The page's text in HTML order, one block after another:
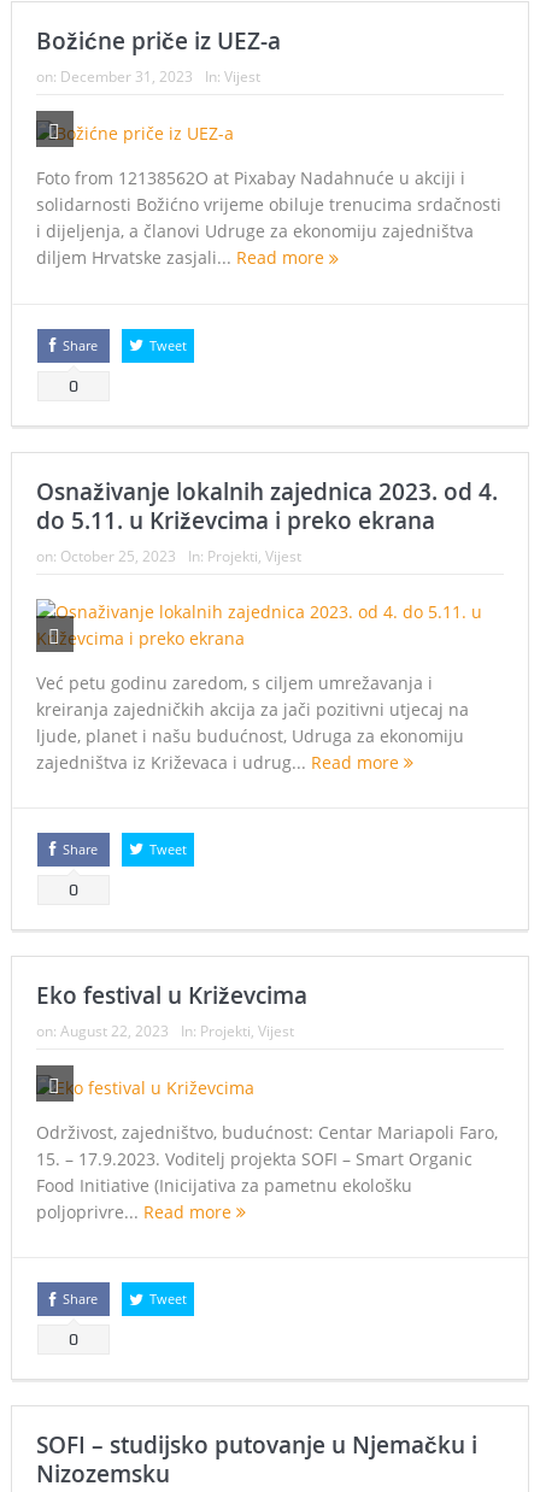
Božićne priče iz UEZ-a
on: December 31, 2023 In: Vijest
Foto from 12138562O at Pixabay Nadahnuće u akciji i
solidarnosti Božićno vrijeme obiluje trenucima srdačnosti
i dijeljenja, a članovi Udruge za ekonomiju zajedništva
diljem Hrvatske zasjali... Read more
Share
0
Tweet
Osnaživanje lokalnih zajednica 2023. od 4.
do 5.11. u Križevcima i preko ekrana
on: October 25, 2023 In: Projekti, Vijest
Već petu godinu zaredom, s ciljem umrežavanja i
kreiranja zajedničkih akcija za jači pozitivni utjecaj na
ljude, planet i našu budućnost, Udruga za ekonomiju
zajedništva iz Križevaca i udrug... Read more
Share
0
Tweet
Eko festival u Križevcima
on: August 22, 2023 In: Projekti, Vijest
Održivost, zajedništvo, budućnost: Centar Mariapoli Faro,
15. – 17.9.2023. Voditelj projekta SOFI – Smart Organic
Food Initiative (Inicijativa za pametnu ekološku
poljoprivre... Read more
Share
0
Tweet
SOFI – studijsko putovanje u Njemačku i
Nizozemsku